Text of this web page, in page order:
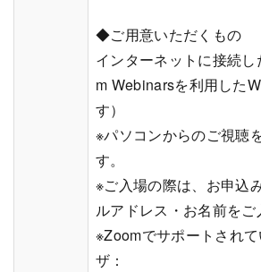
◆ご用意いただくもの
インターネットに接続
m Webinarsを利用した
す）
※パソコンからのご視聴
す。
※ご入場の際は、お申込
ルアドレス・お名前をご
※Zoomでサポートされ
ザ：